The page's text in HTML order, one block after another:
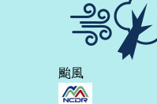
颱風